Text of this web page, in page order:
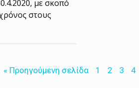
με σκοπό
στους
« Προηγούμενη σελίδα 1 2 3 4